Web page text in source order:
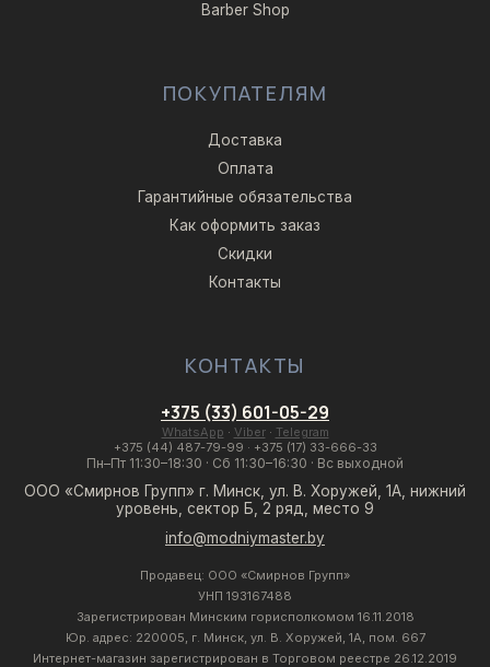
Barber Shop
ПОКУПАТЕЛЯМ
Доставка
Оплата
Гарантийные обязательства
Как оформить заказ
Скидки
Контакты
КОНТАКТЫ
+375 (33) 601-05-29
WhatsApp · Viber· Telegram
+375 (44) 487-79-99 · +375 (17) 33-666-33
Пн–Пт 11:30–18:30 · Сб 11:30–16:30 · Вс выходной
ООО «Смирнов Групп» г. Минск, ул. В. Хоружей, 1А, нижний
уровень, сектор Б, 2 ряд, место 9
info@modniymaster.by
Продавец: ООО «Смирнов Групп»
УНП 193167488
Зарегистрирован Минским горисполкомом 16.11.2018
Юр. адрес: 220005, г. Минск, ул. В. Хоружей, 1А, пом. 667
Интернет-магазин зарегистрирован в Торговом реестре 26.12.2019